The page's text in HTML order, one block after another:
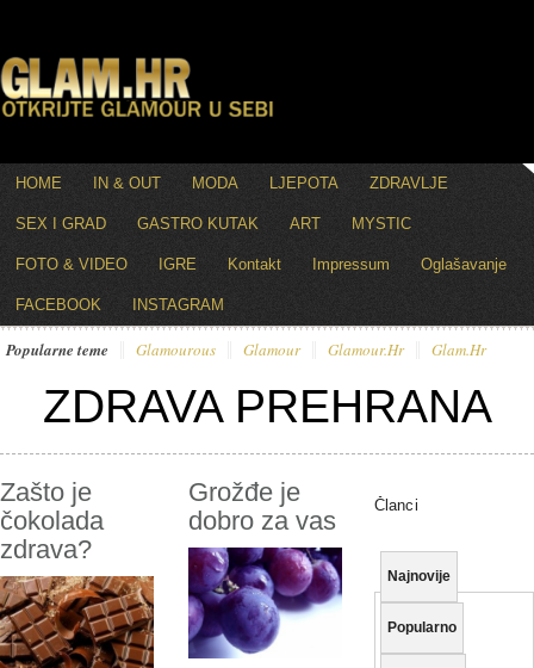
HOME IN & OUT MODA LJEPOTA ZDRAVLJE
SEX I GRAD GASTRO KUTAK ART MYSTIC
FOTO & VIDEO IGRE Kontakt Impressum Oglašavanje
FACEBOOK INSTAGRAM
Popularne teme Glamourous Glamour Glamour.hr Glam.hr
ZDRAVA PREHRANA
Zašto je
čokolada
zdrava?
Grožđe je
dobro za vas
Članci
Najnovije
Popularno